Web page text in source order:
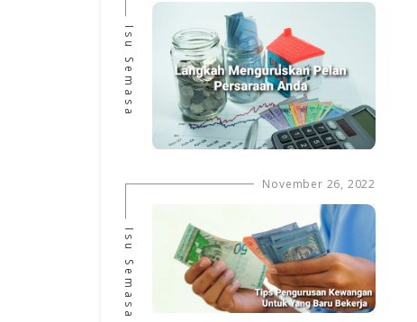
Isu Semasa
November 26, 2022
Isu Semasa